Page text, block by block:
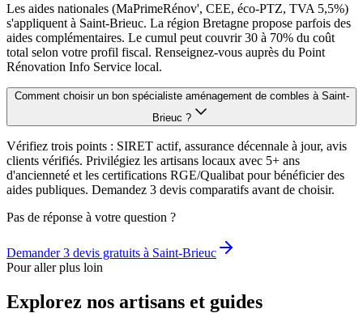
Les aides nationales (MaPrimeRénov', CEE, éco-PTZ, TVA 5,5%)
s'appliquent à Saint-Brieuc. La région Bretagne propose parfois des
aides complémentaires. Le cumul peut couvrir 30 à 70% du coût
total selon votre profil fiscal. Renseignez-vous auprès du Point
Rénovation Info Service local.
Comment choisir un bon spécialiste aménagement de combles à Saint-
Brieuc ?
Vérifiez trois points : SIRET actif, assurance décennale à jour, avis
clients vérifiés. Privilégiez les artisans locaux avec 5+ ans
d'ancienneté et les certifications RGE/Qualibat pour bénéficier des
aides publiques. Demandez 3 devis comparatifs avant de choisir.
Pas de réponse à votre question ?
Demander 3 devis gratuits à Saint-Brieuc
Pour aller plus loin
Explorez nos artisans et guides